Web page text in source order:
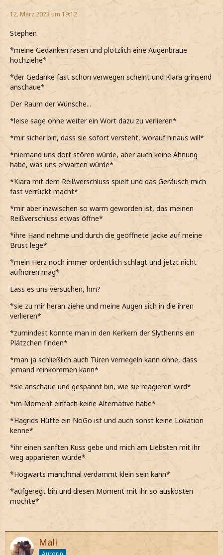
12. März 2023 um 19:12
Stephen
*meine Gedanken rasen und plötzlich eine Augenbraue
hochziehe*
*der Gedanke fast schon verwegen scheint und Kiara grinsend
anschaue*
Der Raum der Wünsche...
*leise sage ohne weiter ein Wort dazu zu verlieren*
*mir sicher bin, dass sie sofort versteht, worauf hinaus will*
*niemand uns dort stören würde, aber auch keine Ahnung
habe, was uns erwarten würde*
*Kiara mit dem Reißverschluss spielt und das Geräusch mich
fast verrückt macht*
*mir aber inzwischen so warm geworden ist, das meinen
Reißverschluss etwas öffne*
*ihre Hand nehme und durch die geöffnete Jacke auf meine
Brust lege*
*mein Herz noch immer ordentlich schlägt und jetzt nicht
aufhören mag*
Lass es uns versuchen, hm?
*sie zu mir heran ziehe und meine Augen sich in die ihren
verlieren*
*zumindest könnte man in den Kerkern der Slytherins ein
Plätzchen finden*
*man ja schließlich auch Türen verriegeln kann ohne, dass
jemand reinkommen kann*
*sie anschaue und gespannt bin, wie sie reagieren wird*
*im Moment einfach keine Alternative habe*
*Hagrids Hütte ein NoGo ist und auch sonst keine Lokation
kenne*
*ihr einen sanften Kuss gebe und mich am Liebsten mit ihr
weg apparieren würde*
*Hogwarts manchmal verdammt klein sein kann*
*aufgeregt bin und diesen Moment mit ihr so auskosten
möchte*
Mali